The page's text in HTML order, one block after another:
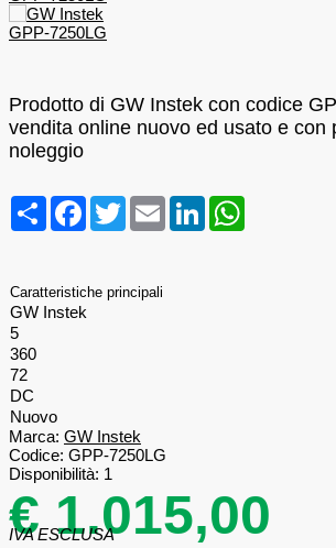
Prodotto di GW Instek con codice
vendita online nuovo ed usato e con
noleggio
CondividiFacebook
TwitterEmail LinkedIn
Caratteristiche principali
GW Instek
5
360
72
DC
Nuovo
Marca: GW Instek
Codice: GPP-7250LG
Disponibilità: 1
€ 1.015,00
IVA ESCLUSA